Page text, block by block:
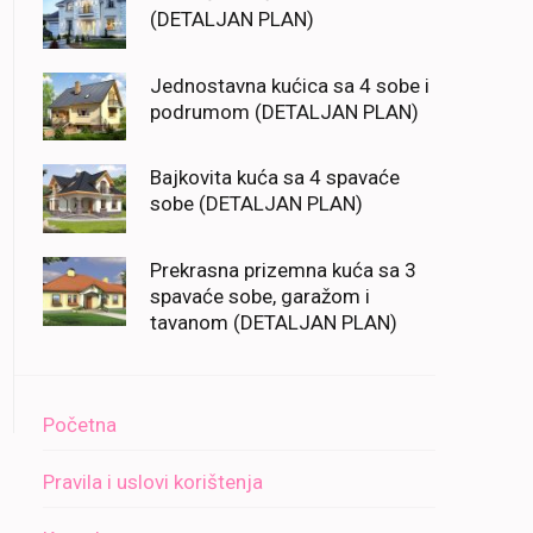
(DETALJAN PLAN)
Jednostavna kućica sa 4 sobe i
podrumom (DETALJAN PLAN)
Bajkovita kuća sa 4 spavaće
sobe (DETALJAN PLAN)
Prekrasna prizemna kuća sa 3
spavaće sobe, garažom i
tavanom (DETALJAN PLAN)
Početna
Pravila i uslovi korištenja